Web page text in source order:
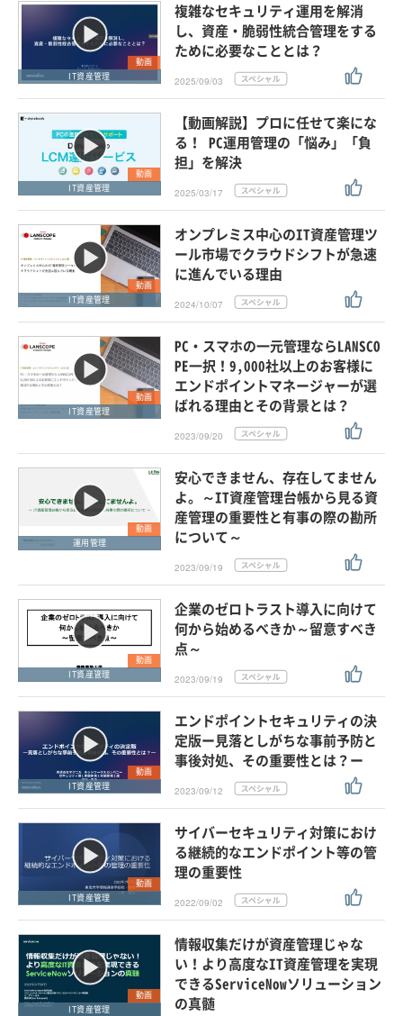
動画
IT資産管理
複雑なセキュリティ運用を解消
し、資産・脆弱性統合管理をする
ために必要なこととは？
2025/09/03
動画
IT資産管理
【動画解説】プロに任せて楽にな
る！ PC運用管理の「悩み」「負
担」を解決
2025/03/17
動画
IT資産管理
オンプレミス中心のIT資産管理ツ
ール市場でクラウドシフトが急速
に進んでいる理由
2024/10/07
動画
IT資産管理
PC・スマホの一元管理ならLANSCO
PE一択！9,000社以上のお客様に
エンドポイントマネージャーが選
ばれる理由とその背景とは？
2023/09/20
動画
運用管理
安心できません、存在してません
よ。～IT資産管理台帳から見る資
産管理の重要性と有事の際の勘所
について～
2023/09/19
動画
IT資産管理
企業のゼロトラスト導入に向けて
何から始めるべきか～留意すべき
点～
2023/09/19
動画
IT資産管理
エンドポイントセキュリティの決
定版ー見落としがちな事前予防と
事後対処、その重要性とは？ー
2023/09/12
動画
IT資産管理
サイバーセキュリティ対策におけ
る継続的なエンドポイント等の管
理の重要性
2022/09/02
動画
IT資産管理
情報収集だけが資産管理じゃな
い！より高度なIT資産管理を実現
できるServiceNowソリューション
の真髄